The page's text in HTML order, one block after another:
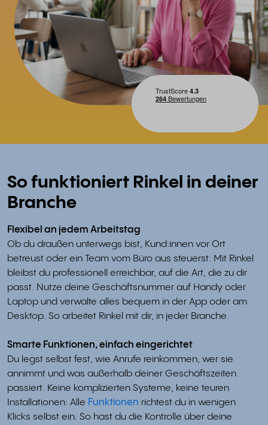
So funktioniert Rinkel in deiner
Branche
Flexibel an jedem Arbeitstag
Ob du draußen unterwegs bist, Kund:innen vor Ort
betreust oder ein Team vom Büro aus steuerst: Mit Rinkel
bleibst du professionell erreichbar, auf die Art, die zu dir
passt. Nutze deine Geschäftsnummer auf Handy oder
Laptop und verwalte alles bequem in der App oder am
Desktop. So arbeitet Rinkel mit dir, in jeder Branche.
Smarte Funktionen, einfach eingerichtet
Du legst selbst fest, wie Anrufe reinkommen, wer sie
annimmt und was außerhalb deiner Geschäftszeiten
passiert. Keine komplizierten Systeme, keine teuren
Installationen: Alle Funktionen richtest du in wenigen
Klicks selbst ein. So hast du die Kontrolle über deine